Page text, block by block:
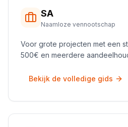
SA
Naamloze vennootschap
Voor grote projecten met een
500€ en meerdere
Bekijk de volledige gids